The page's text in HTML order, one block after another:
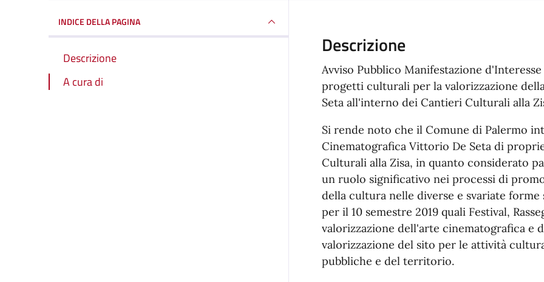
INDICE DELLA PAGINA
Descrizione
A cura di
Descrizione
Avviso Pubblico Manifestazione
progetti culturali per la valorizzazione
Seta all'interno dei Cantieri Culturali alla
Si rende noto che il Comune di Palermo
Cinematografica Vittorio De Seta di
Culturali alla Zisa, in quanto considerato
un ruolo significativo nei processi di
della cultura nelle diverse e svariate
per il 10 semestre 2019 quali Festival,
valorizzazione dell'arte cinematografica e
valorizzazione del sito per le attività
pubbliche e del territorio.